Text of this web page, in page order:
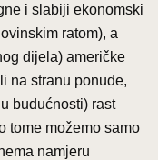
i slabiji ekonomski
ratom), a
dijela) američke
na stranu ponude,
budućnosti) rast
tome možemo samo
namjeru